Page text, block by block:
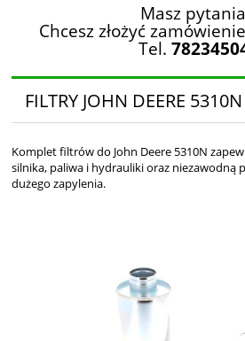
Masz
Chcesz złożyć
Tel.
FILTRY JOHN DEERE 5310N
Komplet filtrów do John Deere 5310N
silnika, paliwa i hydrauliki oraz niezawodną
dużego zapylenia.